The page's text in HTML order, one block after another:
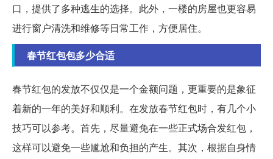
口，提供了多种逃生的选择。此外，一楼的房屋也更容易
进行窗户清洗和维修等日常工作，方便居住。
春节红包包多少合适
春节红包的发放不仅仅是一个金额问题，更重要的是象征
着新的一年的美好和顺利。在发放春节红包时，有几个小
技巧可以参考。首先，尽量避免在一些正式场合发红包，
这样可以避免一些尴尬和负担的产生。其次，根据自身情